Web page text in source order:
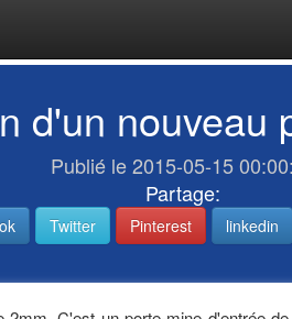
d'un nouveau
Publié le 2015-05-15
Partage:
Twitter Pinterest linkedin